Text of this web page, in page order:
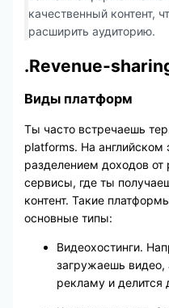
качественный контент,
расширить аудиторию.
.Revenue-
Виды платформ
Ты часто встречаешь
platforms. На английском
разделением доходов
сервисы, где ты
контент. Такие
основные типы:
Видеохостинги.
загружаешь
рекламу и делится